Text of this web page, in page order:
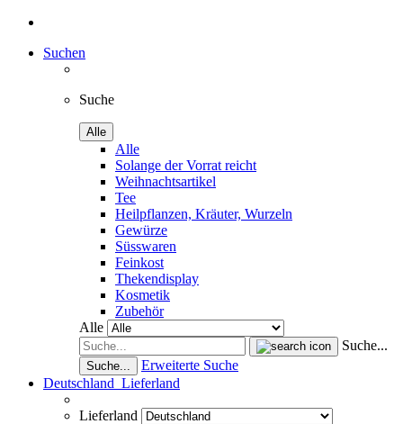
Suchen
Suche
Alle
Alle
Solange der Vorrat reicht
Weihnachtsartikel
Tee
Heilpflanzen, Kräuter, Wurzeln
Gewürze
Süsswaren
Feinkost
Thekendisplay
Kosmetik
Zubehör
Alle
Suche...
Suche...
Erweiterte Suche
Deutschland Lieferland
Lieferland